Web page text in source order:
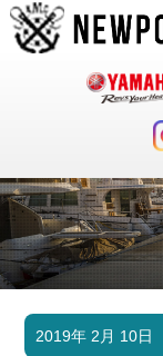
マリンクラ
マリンライフを堪能し
2019年 2月 10日